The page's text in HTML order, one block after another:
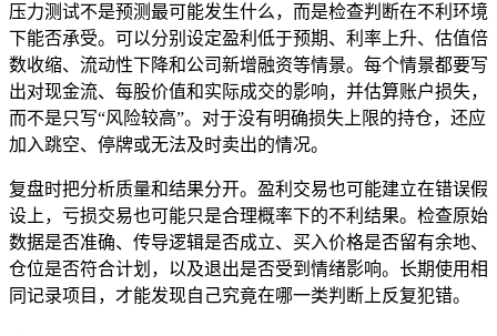
压力测试不是预测最可能发生什么，而是检查判断在不利环境
下能否承受。可以分别设定盈利低于预期、利率上升、估值倍
数收缩、流动性下降和公司新增融资等情景。每个情景都要写
出对现金流、每股价值和实际成交的影响，并估算账户损失，
而不是只写“风险较高”。对于没有明确损失上限的持仓，还应
加入跳空、停牌或无法及时卖出的情况。
复盘时把分析质量和结果分开。盈利交易也可能建立在错误假
设上，亏损交易也可能只是合理概率下的不利结果。检查原始
数据是否准确、传导逻辑是否成立、买入价格是否留有余地、
仓位是否符合计划，以及退出是否受到情绪影响。长期使用相
同记录项目，才能发现自己究竟在哪一类判断上反复犯错。